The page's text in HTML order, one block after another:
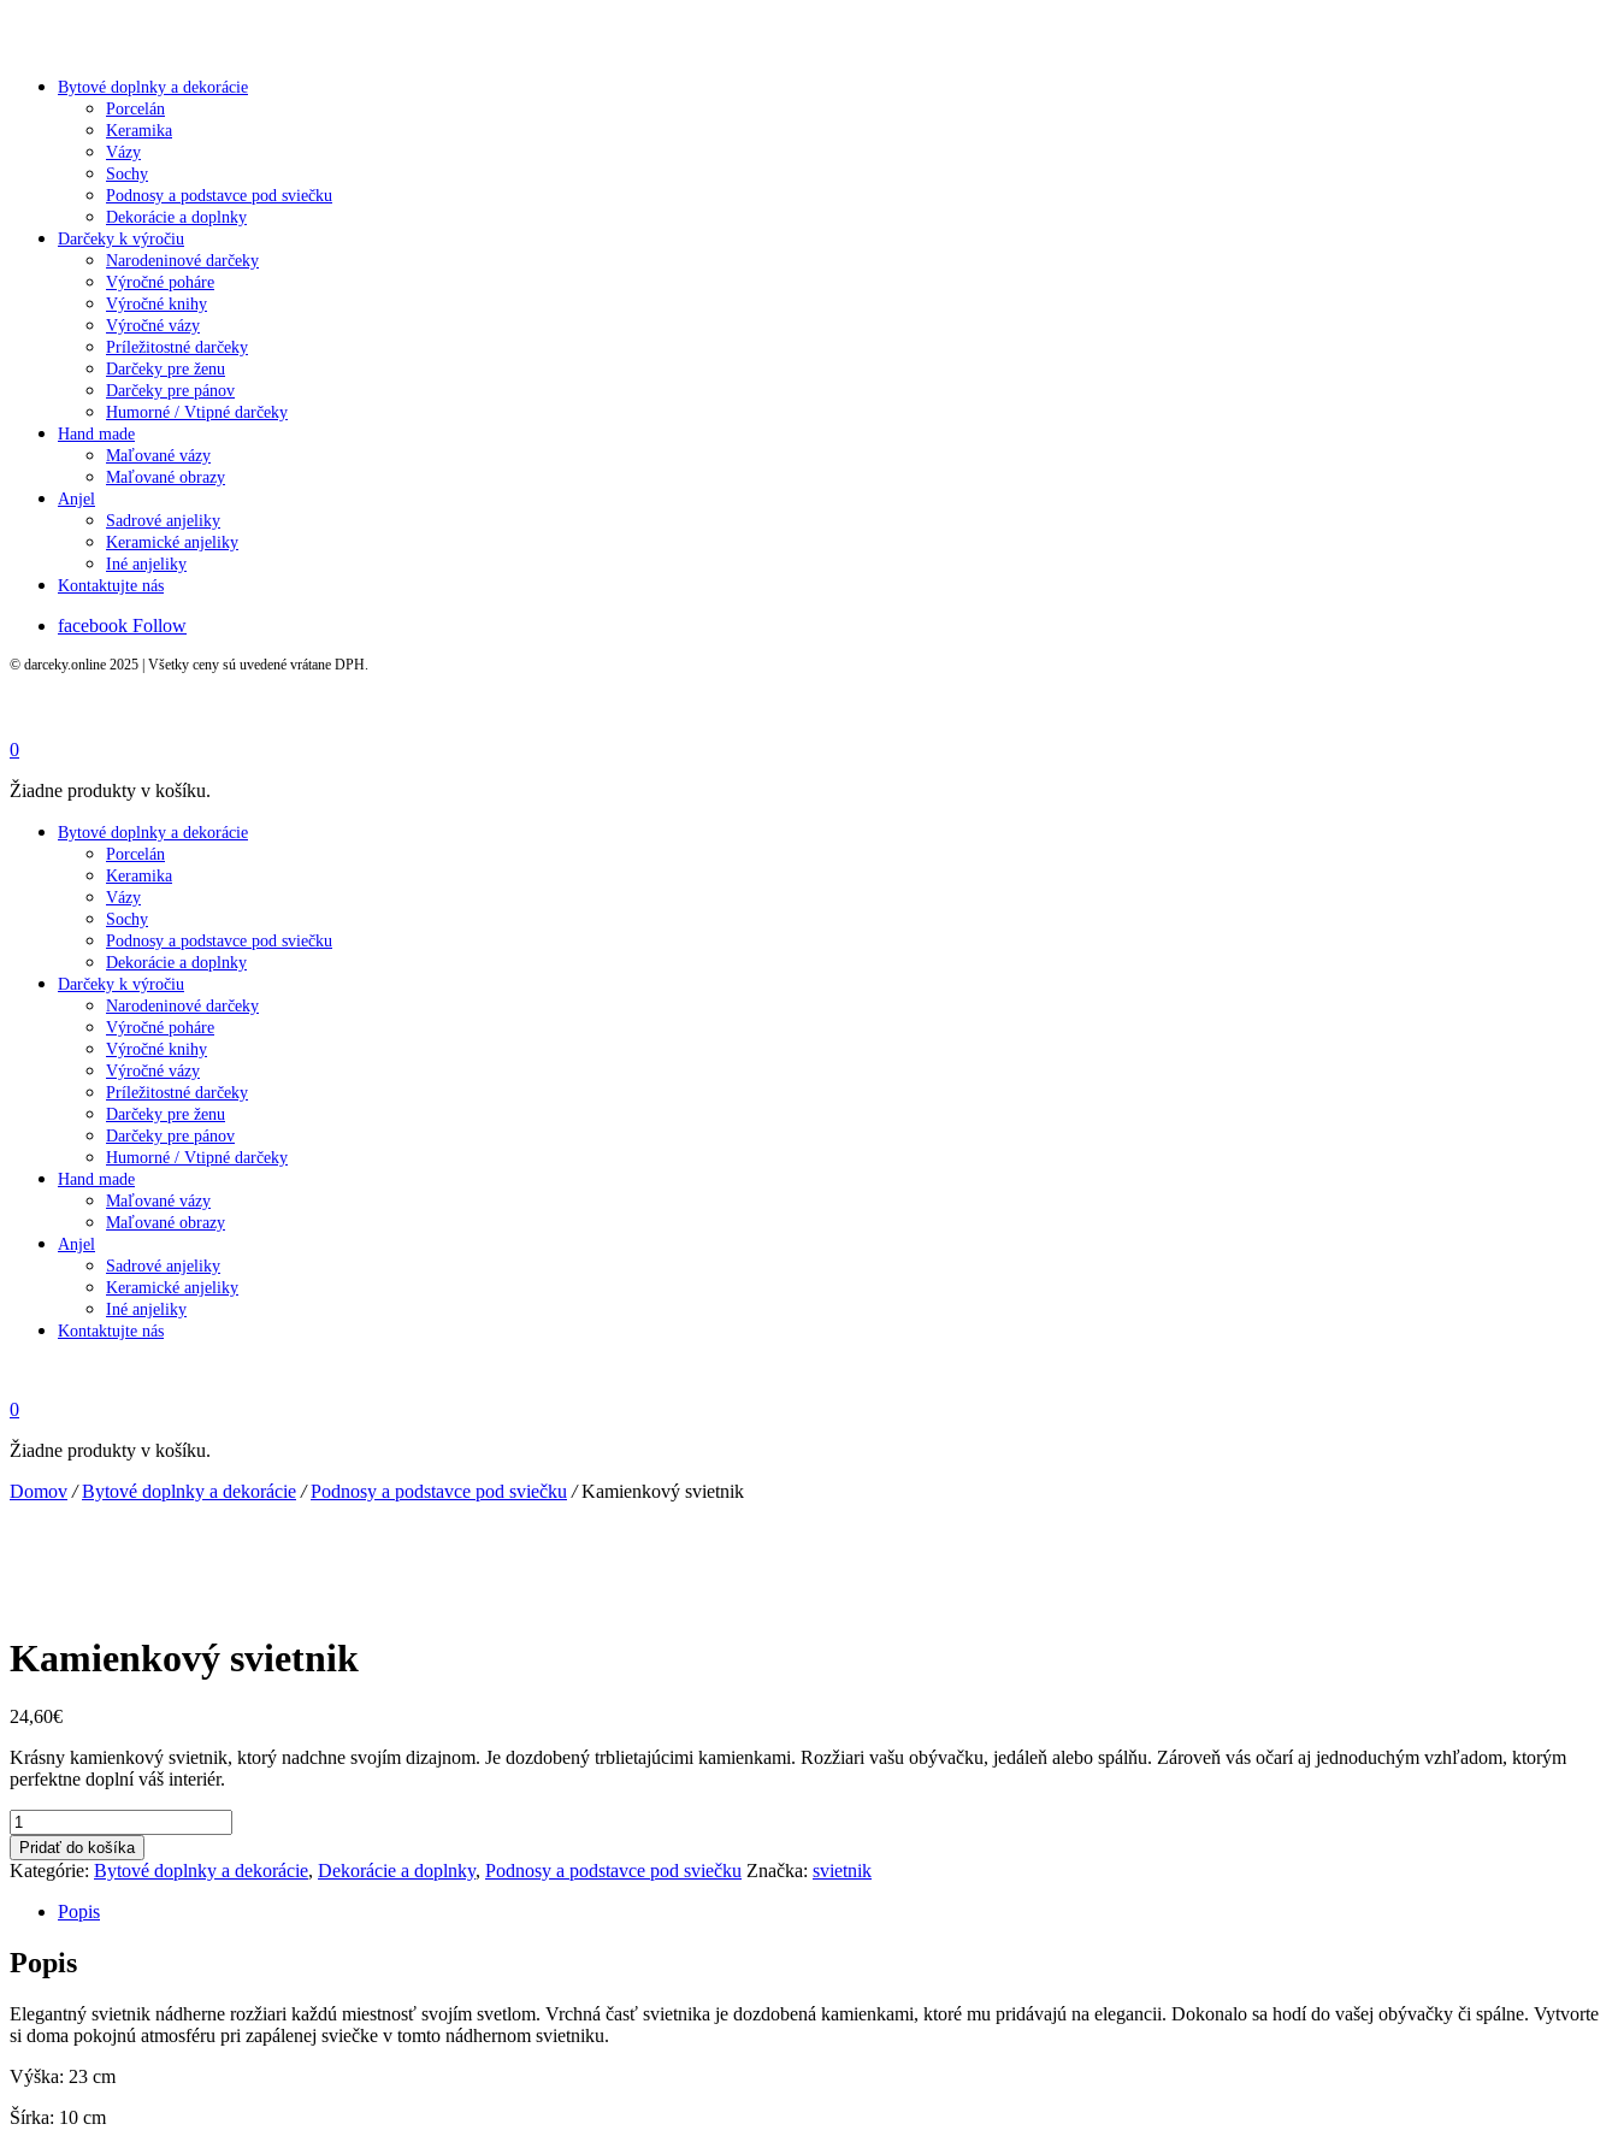
Bytové doplnky a dekorácie
Porcelán
Keramika
Vázy
Sochy
Podnosy a podstavce pod sviečku
Dekorácie a doplnky
Darčeky k výročiu
Narodeninové darčeky
Výročné poháre
Výročné knihy
Výročné vázy
Príležitostné darčeky
Darčeky pre ženu
Darčeky pre pánov
Humorné / Vtipné darčeky
Hand made
Maľované vázy
Maľované obrazy
Anjel
Sadrové anjeliky
Keramické anjeliky
Iné anjeliky
Kontaktujte nás
facebook Follow
© darceky.online 2025 | Všetky ceny sú uvedené vrátane DPH.
0
Žiadne produkty v košíku.
Bytové doplnky a dekorácie
Porcelán
Keramika
Vázy
Sochy
Podnosy a podstavce pod sviečku
Dekorácie a doplnky
Darčeky k výročiu
Narodeninové darčeky
Výročné poháre
Výročné knihy
Výročné vázy
Príležitostné darčeky
Darčeky pre ženu
Darčeky pre pánov
Humorné / Vtipné darčeky
Hand made
Maľované vázy
Maľované obrazy
Anjel
Sadrové anjeliky
Keramické anjeliky
Iné anjeliky
Kontaktujte nás
0
Žiadne produkty v košíku.
Domov /Bytové doplnky a dekorácie /Podnosy a podstavce pod sviečku /Kamienkový svietnik
Kamienkový svietnik
24,60€
Krásny kamienkový svietnik, ktorý nadchne svojím dizajnom. Je dozdobený trblietajúcimi kamienkami. Rozžiari vašu obývačku, jedáleň alebo spálňu. Zároveň vás očarí aj jednoduchým vzhľadom, ktorým
perfektne doplní váš interiér.
Kamienkový
svietnik
quantity
Pridať do košíka
Kategórie: Bytové doplnky a dekorácie, Dekorácie a doplnky, Podnosy a podstavce pod sviečku Značka: svietnik
Popis
Popis
Elegantný svietnik nádherne rozžiari každú miestnosť svojím svetlom. Vrchná časť svietnika je dozdobená kamienkami, ktoré mu pridávajú na elegancii. Dokonalo sa hodí do vašej obývačky či spálne. Vytvorte
si doma pokojnú atmosféru pri zapálenej sviečke v tomto nádhernom svietniku.
Výška: 23 cm
Šírka: 10 cm